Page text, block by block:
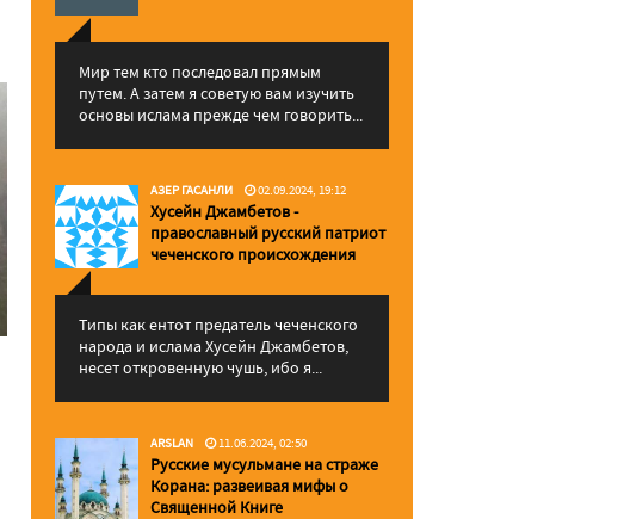
Мир тем кто последовал прямым
путем. А затем я советую вам изучить
основы ислама прежде чем говорить...
АЗЕР ГАСАНЛИ 02.09.2024, 19:12
Хусейн Джамбетов -
православный русский патриот
чеченского происхождения
Типы как ентот предатель чеченского
народа и ислама Хусейн Джамбетов,
несет откровенную чушь, ибо я...
ARSLAN 11.06.2024, 02:50
Русские мусульмане на страже
Корана: pазвеивая мифы о
Священной Книге